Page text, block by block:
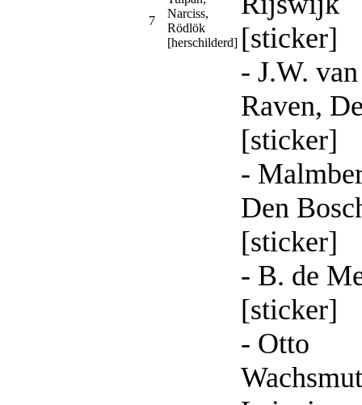
7
Narciss,
Rödlök
[herschilderd] [sticker]
- J.W. van
Raven,
[sticker]
-
Den
[sticker]
- B. de
[sticker]
- Otto